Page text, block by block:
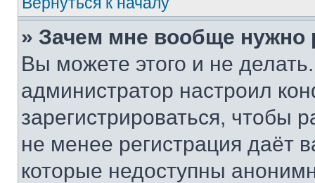
» Зачем мне вообще нужно
Вы можете этого и не
администратор настроил
зарегистрироваться, чтобы
не менее регистрация даёт
которые недоступны